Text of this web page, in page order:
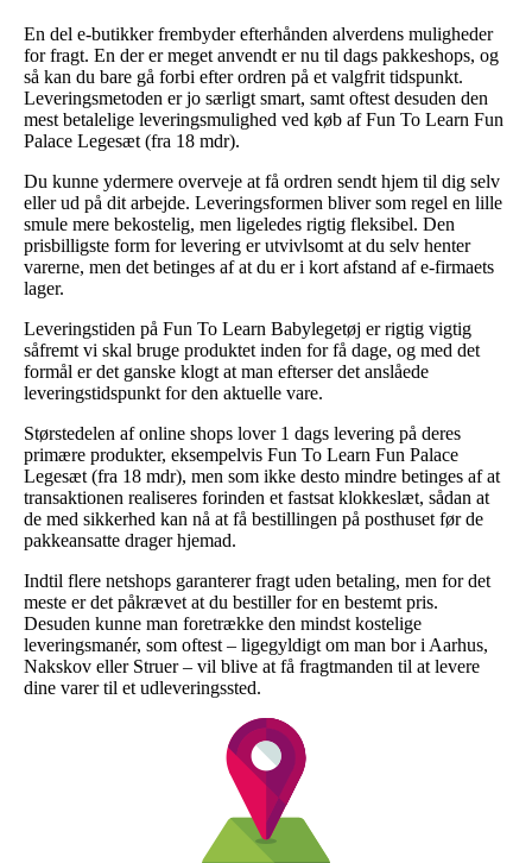
En del e-butikker frembyder efterhånden alverdens muligheder
for fragt. En der er meget anvendt er nu til dags pakkeshops, og
så kan du bare gå forbi efter ordren på et valgfrit tidspunkt.
Leveringsmetoden er jo særligt smart, samt oftest desuden den
mest betalelige leveringsmulighed ved køb af Fun To Learn Fun
Palace Legesæt (fra 18 mdr).
Du kunne ydermere overveje at få ordren sendt hjem til dig selv
eller ud på dit arbejde. Leveringsformen bliver som regel en lille
smule mere bekostelig, men ligeledes rigtig fleksibel. Den
prisbilligste form for levering er utvivlsomt at du selv henter
varerne, men det betinges af at du er i kort afstand af e-firmaets
lager.
Leveringstiden på Fun To Learn Babylegetøj er rigtig vigtig
såfremt vi skal bruge produktet inden for få dage, og med det
formål er det ganske klogt at man efterser det anslåede
leveringstidspunkt for den aktuelle vare.
Størstedelen af online shops lover 1 dags levering på deres
primære produkter, eksempelvis Fun To Learn Fun Palace
Legesæt (fra 18 mdr), men som ikke desto mindre betinges af at
transaktionen realiseres forinden et fastsat klokkeslæt, sådan at
de med sikkerhed kan nå at få bestillingen på posthuset før de
pakkeansatte drager hjemad.
Indtil flere netshops garanterer fragt uden betaling, men for det
meste er det påkrævet at du bestiller for en bestemt pris.
Desuden kunne man foretrække den mindst kostelige
leveringsmanér, som oftest – ligegyldigt om man bor i Aarhus,
Nakskov eller Struer – vil blive at få fragtmanden til at levere
dine varer til et udleveringssted.